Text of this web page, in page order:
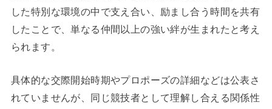
した特別な環境の中で支え合い、励まし合う時間を共有
したことで、単なる仲間以上の強い絆が生まれたと考え
られます。
具体的な交際開始時期やプロポーズの詳細などは公表さ
れていませんが、同じ競技者として理解し合える関係性